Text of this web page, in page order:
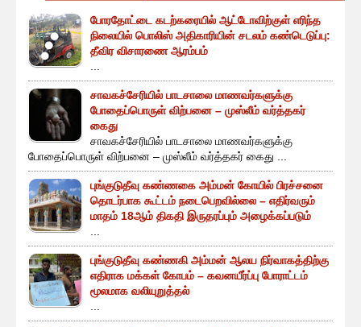
போரதோட்டை கடற்கரையில் ஆட்டோவிற்குள் எரிந்த
நிலையில் பொலிஸ் அதிகாரியின் சடலம் கண்டெடுப்பு:
தீவிர விசாரணை ஆரம்பம்
சாவகச்சேரியில் பாடசாலை மாணவர்களுக்கு
போதைப்பொருள் விற்பனை – முஸ்லீம் வர்த்தகர்
கைது
சாவகச்சேரியில் பாடசாலை மாணவர்களுக்கு
போதைப்பொருள் விற்பனை – முஸ்லீம் வர்த்தகர் கைது ...
புங்குடுதீவு கண்ணகை அம்மன் கோயில் பிரச்சனை
தொடர்பாக கூட்டம் நடைபெறவில்லை – எதிர்வரும்
மாதம் 18ஆம் திகதி இருதரப்பும் அழைக்கப்படும்
புங்குடுதீவு கண்ணகி அம்மன் ஆலய நிர்வாகத்திற்கு
எதிராக மக்கள் கோபம் – கவனயீர்ப்பு போராட்டம்
மூலமாக வலியுறுத்தல்